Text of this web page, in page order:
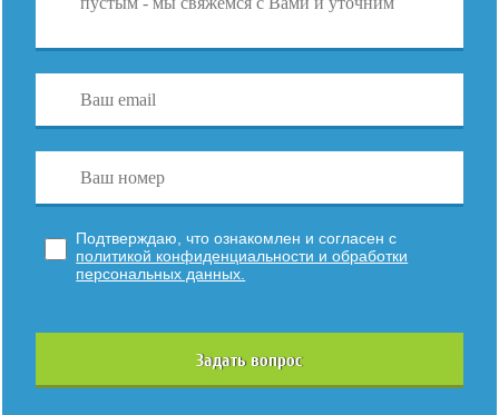
Подтверждаю, что ознакомлен и согласен с
политикой конфиденциальности и обработки
персональных данных.
Задать вопрос